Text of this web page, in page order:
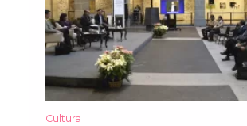
Cultura